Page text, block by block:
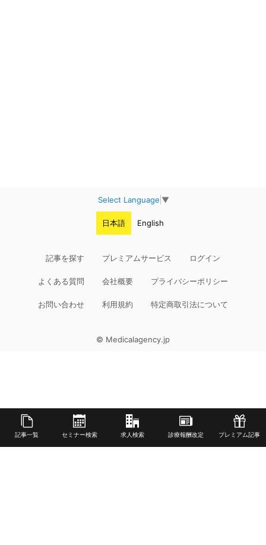
記事一覧 セミナー検索 求人検索 診療報酬改定 プレミアム記事
Select Language ▼
日本語 English
記事を探す プレミアムサービス ログイン
よくある質問 会社概要 プライバシーポリシー
お問い合わせ 利用規約 特定商取引法について
© Medicalagency.jp